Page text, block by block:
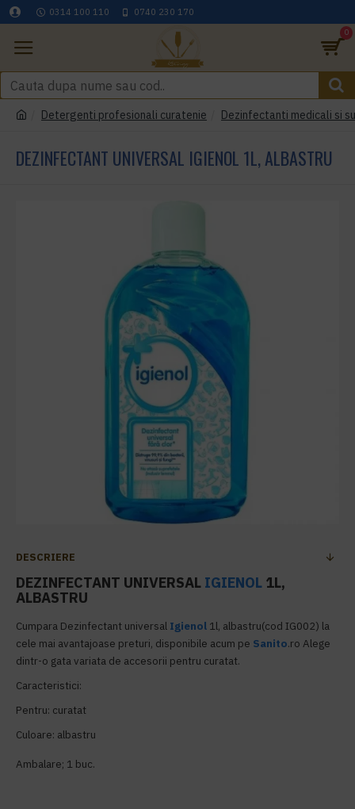
0314 100 110 0740 230 170
0
Detergenti profesionali curatenie Dezinfectanti medicali si
DEZINFECTANT UNIVERSAL IGIENOL 1L, ALBASTRU
DESCRIERE
DEZINFECTANT UNIVERSAL IGIENOL 1L,
ALBASTRU
Cumpara Dezinfectant universal Igienol 1l, albastru(cod IG002) la
cele mai avantajoase preturi, disponibile acum pe Sanito.ro Alege
dintr-o gata variata de accesorii pentru curatat.
Caracteristici:
Pentru: curatat
Culoare: albastru
Ambalare; 1 buc.